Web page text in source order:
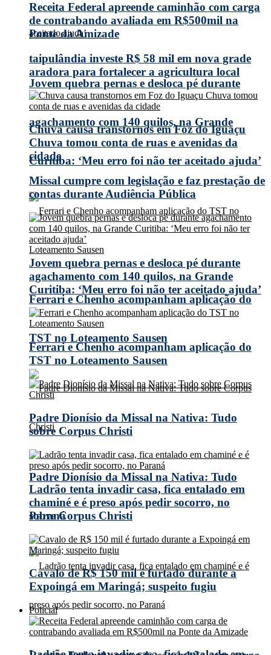
Jovem quebra pernas e desloca pé durante
agachamento com 140 quilos, na Grande
Curitiba: ‘Meu erro foi não ter aceitado ajuda’
Ferrari e Chenho acompanham aplicação do
TST no Loteamento Sausen
Padre Dionísio da Missal na Nativa: Tudo
sobre Corpus Christi
Receita Federal apreende caminhão com carga
de contrabando avaliada em R$500mil na
Ponte da Amizade
taipulândia investe R$ 58 mil em nova grade
aradora para fortalecer a agricultura local
Chuva causa transtornos em Foz do Iguaçu
Chuva tomou conta de ruas e avenidas da
cidade
Missal cumpre com legislação e faz prestação de
contas durante Audiência Pública
Jovem quebra pernas e desloca pé durante
agachamento com 140 quilos, na Grande
Curitiba: ‘Meu erro foi não ter aceitado ajuda’
Ferrari e Chenho acompanham aplicação do
TST no Loteamento Sausen
Padre Dionísio da Missal na Nativa: Tudo
sobre Corpus Christi
Ladrão tenta invadir casa, fica entalado em
chaminé e é preso após pedir socorro, no
Paraná
Cavalo de R$ 150 mil é furtado durante a
Expoingá em Maringá; suspeito fugiu
Policial